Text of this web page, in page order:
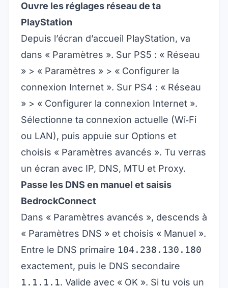
Ouvre les réglages réseau de ta
PlayStation
Depuis l’écran d’accueil PlayStation, va
dans « Paramètres ». Sur PS5 : « Réseau
» > « Paramètres » > « Configurer la
connexion Internet ». Sur PS4 : « Réseau
» > « Configurer la connexion Internet ».
Sélectionne ta connexion actuelle (Wi‑Fi
ou LAN), puis appuie sur Options et
choisis « Paramètres avancés ». Tu verras
un écran avec IP, DNS, MTU et Proxy.
Passe les DNS en manuel et saisis
BedrockConnect
Dans « Paramètres avancés », descends à
« Paramètres DNS » et choisis « Manuel ».
Entre le DNS primaire 104.238.130.180
exactement, puis le DNS secondaire
1.1.1.1. Valide avec « OK ». Si tu vois un